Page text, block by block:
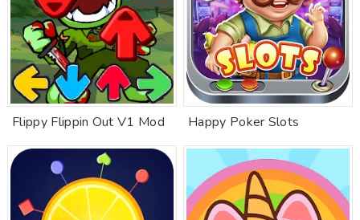
Flippy Flippin Out V1 Mod Happy Poker Slots